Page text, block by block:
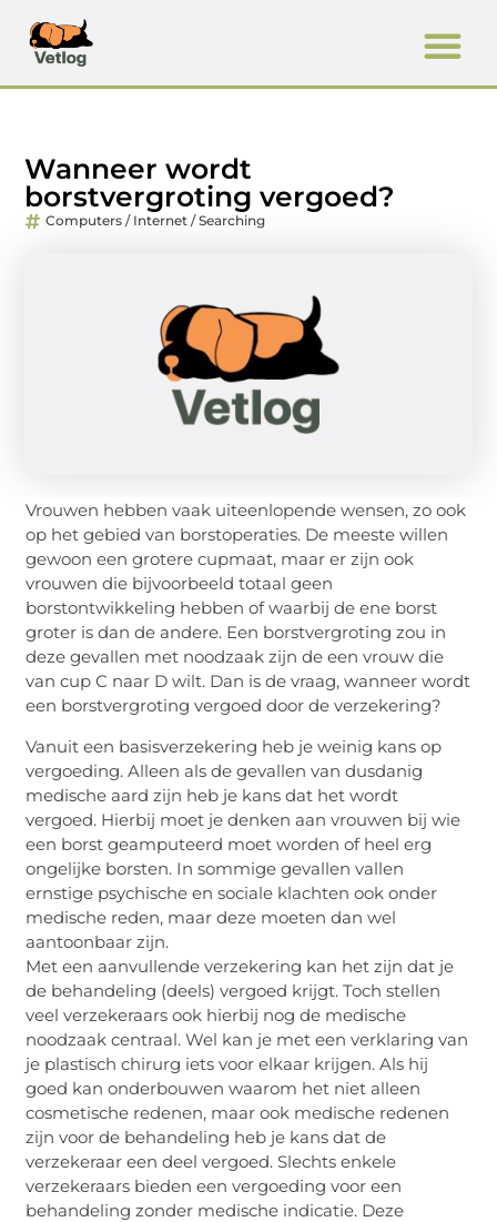
Wanneer wordt
borstvergroting vergoed?
Computers / Internet / Searching
Vrouwen hebben vaak uiteenlopende wensen, zo ook
op het gebied van borstoperaties. De meeste willen
gewoon een grotere cupmaat, maar er zijn ook
vrouwen die bijvoorbeeld totaal geen
borstontwikkeling hebben of waarbij de ene borst
groter is dan de andere. Een borstvergroting zou in
deze gevallen met noodzaak zijn de een vrouw die
van cup C naar D wilt. Dan is de vraag, wanneer wordt
een borstvergroting vergoed door de verzekering?
Vanuit een basisverzekering heb je weinig kans op
vergoeding. Alleen als de gevallen van dusdanig
medische aard zijn heb je kans dat het wordt
vergoed. Hierbij moet je denken aan vrouwen bij wie
een borst geamputeerd moet worden of heel erg
ongelijke borsten. In sommige gevallen vallen
ernstige psychische en sociale klachten ook onder
medische reden, maar deze moeten dan wel
aantoonbaar zijn.
Met een aanvullende verzekering kan het zijn dat je
de behandeling (deels) vergoed krijgt. Toch stellen
veel verzekeraars ook hierbij nog de medische
noodzaak centraal. Wel kan je met een verklaring van
je plastisch chirurg iets voor elkaar krijgen. Als hij
goed kan onderbouwen waarom het niet alleen
cosmetische redenen, maar ook medische redenen
zijn voor de behandeling heb je kans dat de
verzekeraar een deel vergoed. Slechts enkele
verzekeraars bieden een vergoeding voor een
behandeling zonder medische indicatie. Deze